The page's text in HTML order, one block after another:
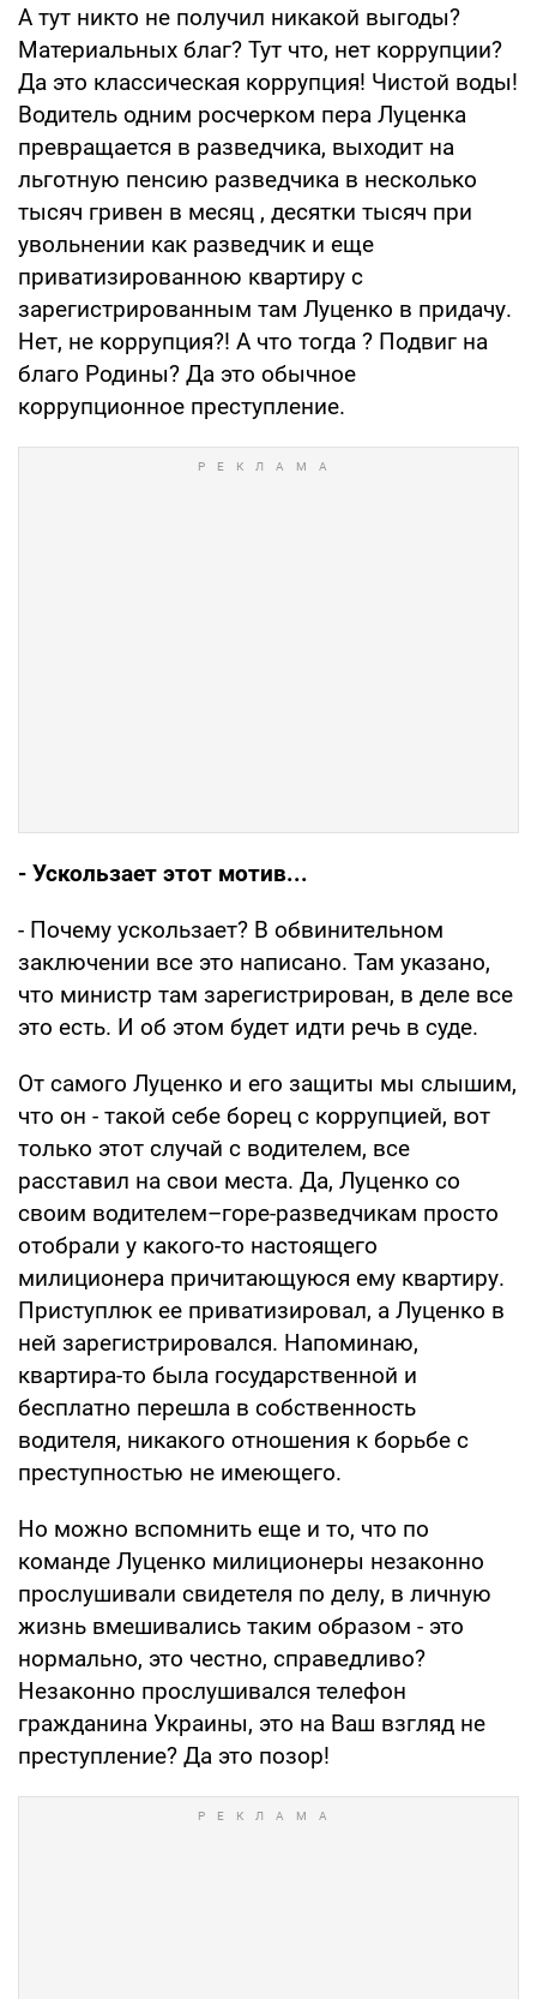
А тут никто не получил никакой выгоды?
Материальных благ? Тут что, нет коррупции?
Да это классическая коррупция! Чистой воды!
Водитель одним росчерком пера Луценка
превращается в разведчика, выходит на
льготную пенсию разведчика в несколько
тысяч гривен в месяц , десятки тысяч при
увольнении как разведчик и еще
приватизированною квартиру с
зарегистрированным там Луценко в придачу.
Нет, не коррупция?! А что тогда ? Подвиг на
благо Родины? Да это обычное
коррупционное преступление.
- Ускользает этот мотив...
- Почему ускользает? В обвинительном
заключении все это написано. Там указано,
что министр там зарегистрирован, в деле все
это есть. И об этом будет идти речь в суде.
От самого Луценко и его защиты мы слышим,
что он - такой себе борец с коррупцией, вот
только этот случай с водителем, все
расставил на свои места. Да, Луценко со
своим водителем–горе-разведчикам просто
отобрали у какого-то настоящего
милиционера причитающуюся ему квартиру.
Приступлюк ее приватизировал, а Луценко в
ней зарегистрировался. Напоминаю,
квартира-то была государственной и
бесплатно перешла в собственность
водителя, никакого отношения к борьбе с
преступностью не имеющего.
Но можно вспомнить еще и то, что по
команде Луценко милиционеры незаконно
прослушивали свидетеля по делу, в личную
жизнь вмешивались таким образом - это
нормально, это честно, справедливо?
Незаконно прослушивался телефон
гражданина Украины, это на Ваш взгляд не
преступление? Да это позор!